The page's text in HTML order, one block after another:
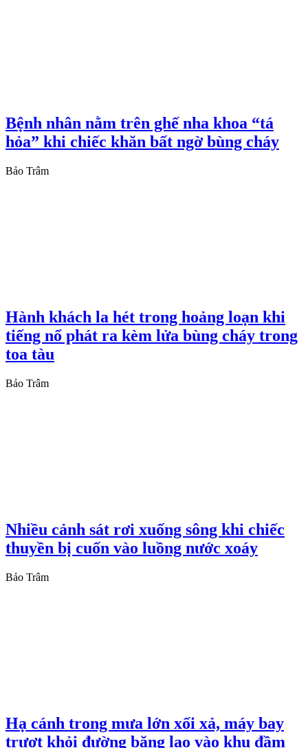
Bệnh nhân nằm trên ghế nha khoa “tá
hỏa” khi chiếc khăn bất ngờ bùng cháy
Bảo Trâm
Hành khách la hét trong hoảng loạn khi
tiếng nổ phát ra kèm lửa bùng cháy trong
toa tàu
Bảo Trâm
Nhiều cảnh sát rơi xuống sông khi chiếc
thuyền bị cuốn vào luồng nước xoáy
Bảo Trâm
Hạ cánh trong mưa lớn xối xả, máy bay
trượt khỏi đường băng lao vào khu đầm